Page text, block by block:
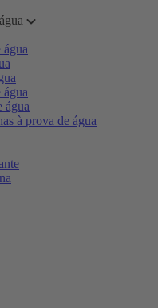
água
à prova de água